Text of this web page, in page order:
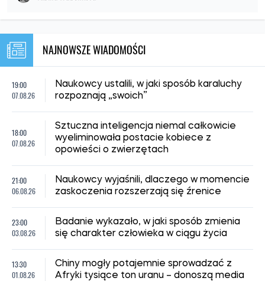
NAJNOWSZE WIADOMOŚCI
19:00
07.08.26
Naukowcy ustalili, w jaki sposób karaluchy
rozpoznają „swoich”
18:00
07.08.26
Sztuczna inteligencja niemal całkowicie
wyeliminowała postacie kobiece z
opowieści o zwierzętach
21:00
06.08.26
Naukowcy wyjaśnili, dlaczego w momencie
zaskoczenia rozszerzają się źrenice
23:00
03.08.26
Badanie wykazało, w jaki sposób zmienia
się charakter człowieka w ciągu życia
13:30
01.08.26
Chiny mogły potajemnie sprowadzać z
Afryki tysiące ton uranu – donoszą media